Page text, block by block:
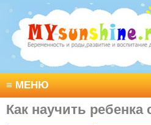
≡МЕНЮ
Как научить ребенка